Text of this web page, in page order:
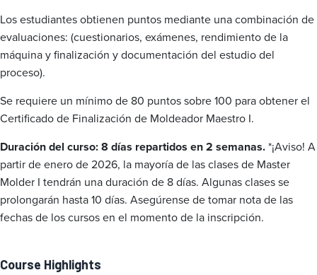
Los estudiantes obtienen puntos mediante una combinación de
evaluaciones: (cuestionarios, exámenes, rendimiento de la
máquina y finalización y documentación del estudio del
proceso).
Se requiere un mínimo de 80 puntos sobre 100 para obtener el
Certificado de Finalización de Moldeador Maestro I.
Duración del curso: 8 días repartidos en 2 semanas.*¡Aviso! A
partir de enero de 2026, la mayoría de las clases de Master
Molder I tendrán una duración de 8 días. Algunas clases se
prolongarán hasta 10 días. Asegúrense de tomar nota de las
fechas de los cursos en el momento de la inscripción.
Course Highlights